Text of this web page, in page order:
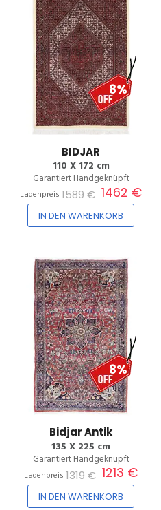
8%
BIDJAR
110 X 172 cm
Garantiert Handgeknüpft
Ladenpreis 1589 € 1462 €
IN DEN WARENKORB
8%
Bidjar Antik
135 X 225 cm
Garantiert Handgeknüpft
Ladenpreis 1319 € 1213 €
IN DEN WARENKORB